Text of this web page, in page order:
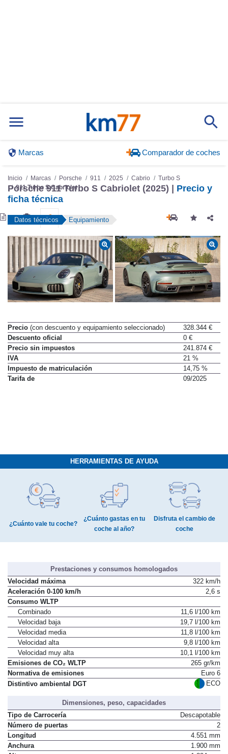
Marcas Comparador de coches
Inicio Marcas Porsche 911 2025 Cabrio
Turbo S
911 Turbo S Cabriolet
Porsche 911 Turbo S Cabriolet (2025) | Precio y
ficha técnica
Datos técnicos Equipamiento
Precio (con descuento y equipamiento seleccionado)
328.344 €
Descuento oficial
0 €
Precio sin impuestos
241.874 €
IVA
21 %
Impuesto de matriculación
14,75 %
Tarifa de
09/2025
HERRAMIENTAS DE AYUDA
¿Cuánto vale tu coche?
¿Cuánto gastas en tu
coche al año?
Disfruta el cambio de
coche
Prestaciones y consumos homologados
Velocidad máxima
322 km/h
Aceleración 0-100 km/h
2,6 s
Consumo WLTP
Combinado
11,6 l/100 km
Velocidad baja
19,7 l/100 km
Velocidad media
11,8 l/100 km
Velocidad alta
9,8 l/100 km
Velocidad muy alta
10,1 l/100 km
Emisiones de CO₂ WLTP
265 gr/km
Normativa de emisiones
Euro 6
Distintivo ambiental DGT
ECO
Dimensiones, peso, capacidades
Tipo de Carrocería
Descapotable
Número de puertas
2
Longitud
4.551 mm
Anchura
1.900 mm